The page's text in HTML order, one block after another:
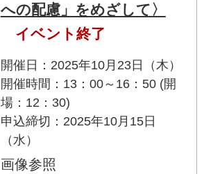
への配慮」をめざして〉
イベント終了
開催日：2025年10月23日（木）
開催時間：13：00～16：50 (開
場：12：30)
申込締切：2025年10月15日
（水）
画像参照